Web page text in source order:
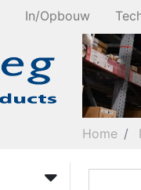
In/Opbouw
Home